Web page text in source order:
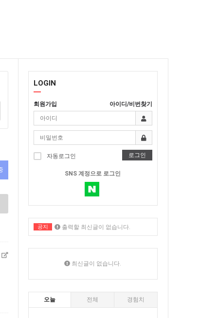
LOGIN
회원가입 아이디/비번찾기
자동로그인 로그인
SNS 계정으로 로그인
공지 출력할 최신글이 없습니다.
최신글이 없습니다.
오늘 전체 경험치